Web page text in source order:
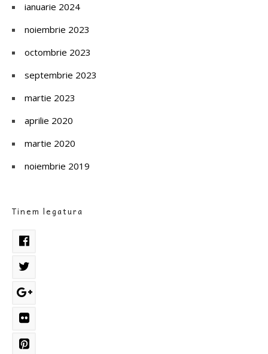
ianuarie 2024
noiembrie 2023
octombrie 2023
septembrie 2023
martie 2023
aprilie 2020
martie 2020
noiembrie 2019
Tinem legatura